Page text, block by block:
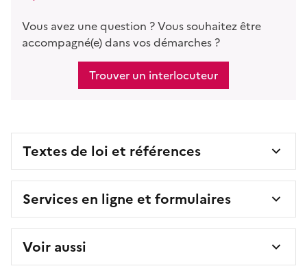
Vous avez une question ? Vous souhaitez être
accompagné(e) dans vos démarches ?
Trouver un interlocuteur
Textes de loi et références
Services en ligne et formulaires
Voir aussi